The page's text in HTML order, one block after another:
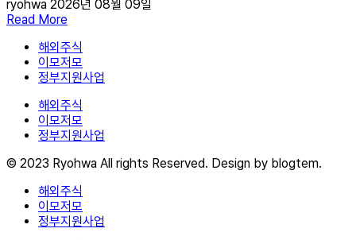
ryohwa 2026년 08월 09일
Read More
해외주식
이모저모
정부지원사업
해외주식
이모저모
정부지원사업
© 2023 Ryohwa All rights Reserved. Design by blogtem.
해외주식
이모저모
정부지원사업